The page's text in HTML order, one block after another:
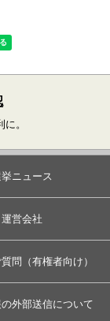
。
ニュース
運営会社
問（有権者向け）
外部送信について